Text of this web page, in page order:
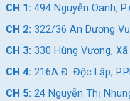
CH 1: 494 Nguyễn Oanh,
CH 2: 322/36 An Dương
CH 3: 330 Hùng Vương,
CH 4: 216A Đ. Độc Lập,
CH 5: 24 Nguyễn Thị